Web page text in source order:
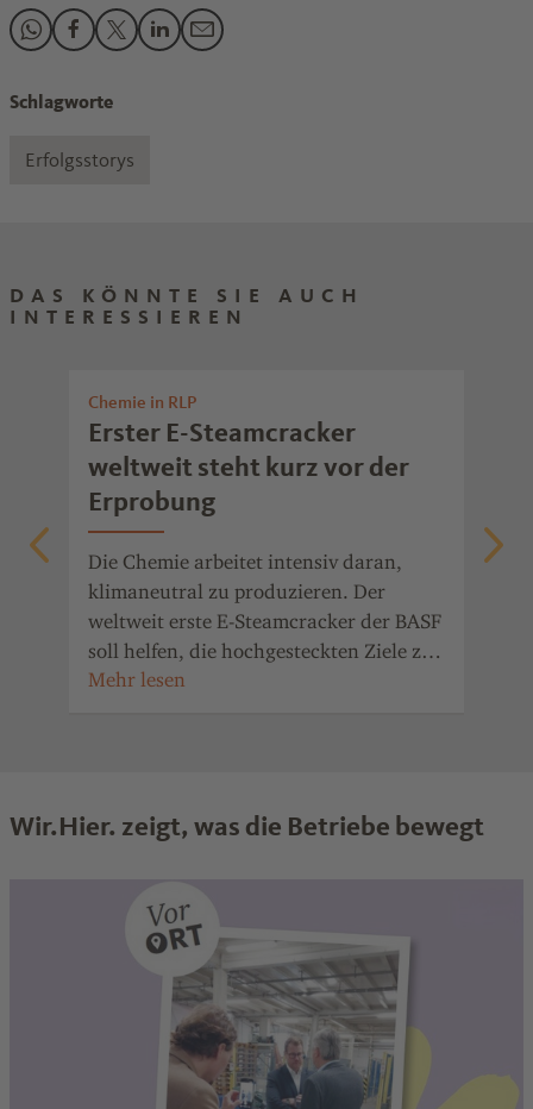
Den Beitrag "Elektrischer Steamscracker in Ludwigshafen
Den Beitrag "Elektrischer Steamscracker in
Den Beitrag "Elektrischer Steamscracker in
Den Beitrag "Elektrischer Steamscracker in
Den Beitrag "Elektrischer
Schlagworte
Erfolgsstorys
DAS KÖNNTE SIE AUCH
INTERESSIEREN
Chemie in RLP
Erster E-Steamcracker
weltweit steht kurz vor der
Erprobung
Die Chemie arbeitet intensiv daran,
klimaneutral zu produzieren. Der
weltweit erste E-Steamcracker der BASF
soll helfen, die hochgesteckten Ziele zu
erreichen.
Wir.Hier. zeigt, was die Betriebe bewegt